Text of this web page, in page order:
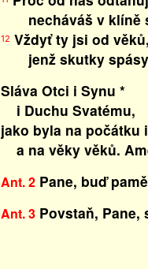
necháváš v klíně
12 Vždyť ty jsi od
jenž skutky spásy
Sláva Otci i Synu *
i Duchu Svatému,
jako byla na počátku
a na věky věků.
Ant. 2 Pane, buď
Ant. 3 Povstaň, Pane,